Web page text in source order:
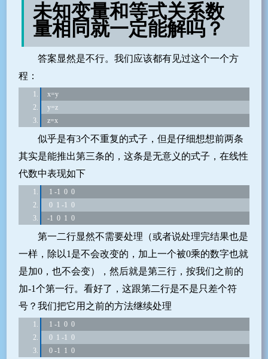
未知变量和等式关系数
量相同就一定能解吗？
答案显然是不行。我们应该都有见过这个一个方
程：
x=y
y=z
z=x
似乎是有3个不重复的式子，但是仔细想想前两条
其实是能推出第三条的，这条是无意义的式子，在线性
代数中表现如下
1 -1  0  0
0  1 -1  0
-1  0  1  0
第一二行显然不需要处理（或者说处理完结果也是
一样，除以1是不会改变的，加上一个被0乘的数字也就
是加0，也不会变），然后就是第三行，按我们之前的
加-1个第一行。看好了，这跟第二行是不是只差个符
号？我们把它用之前的方法继续处理
1 -1  0  0
0  1 -1  0
0 -1  1  0